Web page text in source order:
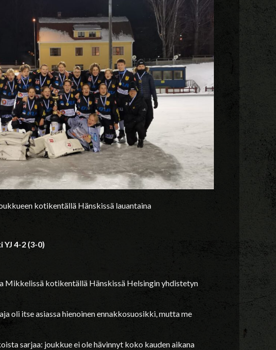
kotikentällä Hänskissä lauantaina
4-2 (3-0)
Mikkelissä kotikentällä Hänskissä Helsingin yhdistetyn
oli itse asiassa hienoinen ennakkosuosikki, mutta me
sarjaa: joukkue ei ole hävinnyt koko kauden aikana